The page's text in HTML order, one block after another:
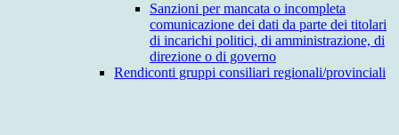
Sanzioni per mancata o incompleta
comunicazione dei dati da parte dei titolari
di incarichi politici, di amministrazione, di
direzione o di governo
Rendiconti gruppi consiliari regionali/provinciali